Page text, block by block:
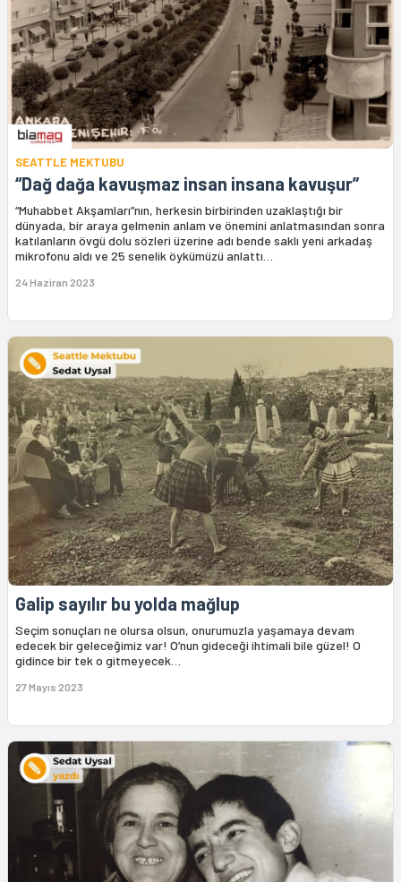
SEATTLE MEKTUBU
“Dağ dağa kavuşmaz insan insana kavuşur”
“Muhabbet Akşamları”nın, herkesin birbirinden uzaklaştığı bir
dünyada, bir araya gelmenin anlam ve önemini anlatmasından sonra
katılanların övgü dolu sözleri üzerine adı bende saklı yeni arkadaş
mikrofonu aldı ve 25 senelik öykümüzü anlattı…
24 Haziran 2023
Galip sayılır bu yolda mağlup
Seçim sonuçları ne olursa olsun, onurumuzla yaşamaya devam
edecek bir geleceğimiz var! O’nun gideceği ihtimali bile güzel! O
gidince bir tek o gitmeyecek…
27 Mayıs 2023